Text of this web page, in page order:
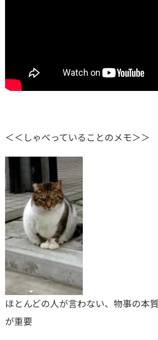
＜＜しゃべっていることのメモ＞＞
ほとんどの人が言わない、物事の本
が重要